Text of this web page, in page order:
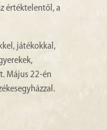
értéktelentől, a
játékokkal,
Május 22-én